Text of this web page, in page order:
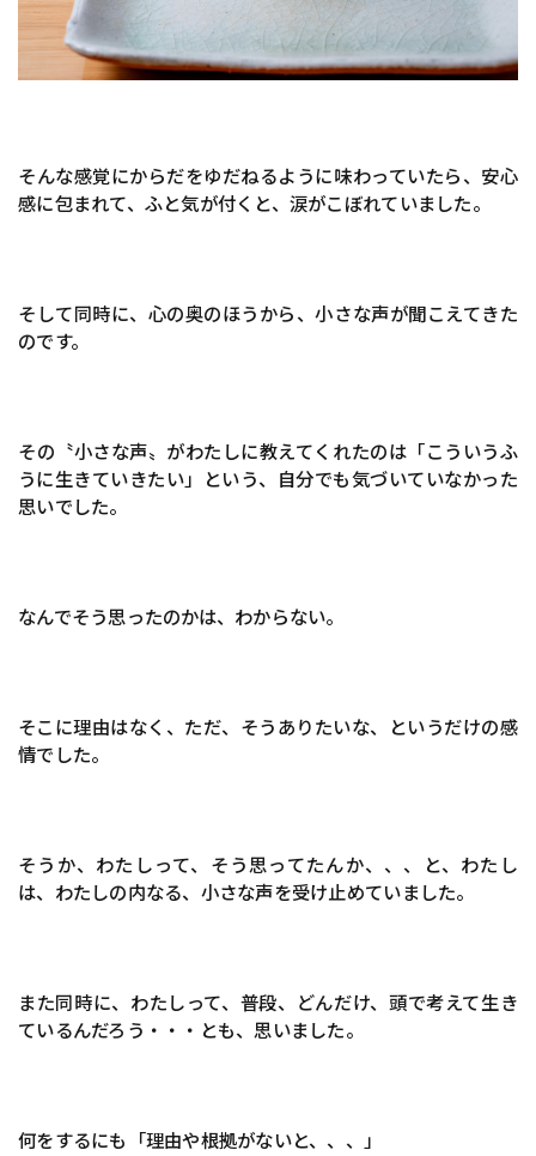
そんな感覚にからだをゆだねるように味わっていたら、安心
感に包まれて、ふと気が付くと、涙がこぼれていました。
そして同時に、心の奥のほうから、小さな声が聞こえてきた
のです。
その〝小さな声〟がわたしに教えてくれたのは「こういうふ
うに生きていきたい」という、自分でも気づいていなかった
思いでした。
なんでそう思ったのかは、わからない。
そこに理由はなく、ただ、そうありたいな、というだけの感
情でした。
そうか、わたしって、そう思ってたんか、、、と、わたし
は、わたしの内なる、小さな声を受け止めていました。
また同時に、わたしって、普段、どんだけ、頭で考えて生き
ているんだろう・・・とも、思いました。
何をするにも「理由や根拠がないと、、、」